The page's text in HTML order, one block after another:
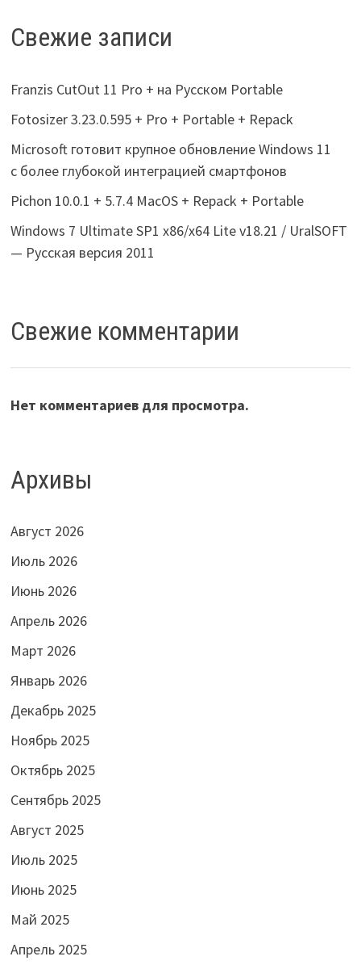
Свежие записи
Franzis CutOut 11 Pro + на Русском Portable
Fotosizer 3.23.0.595 + Pro + Portable + Repack
Microsoft готовит крупное обновление Windows 11
с более глубокой интеграцией смартфонов
Pichon 10.0.1 + 5.7.4 MacOS + Repack + Portable
Windows 7 Ultimate SP1 x86/x64 Lite v18.21 / UralSOFT
— Русская версия 2011
Свежие комментарии
Нет комментариев для просмотра.
Архивы
Август 2026
Июль 2026
Июнь 2026
Апрель 2026
Март 2026
Январь 2026
Декабрь 2025
Ноябрь 2025
Октябрь 2025
Сентябрь 2025
Август 2025
Июль 2025
Июнь 2025
Май 2025
Апрель 2025